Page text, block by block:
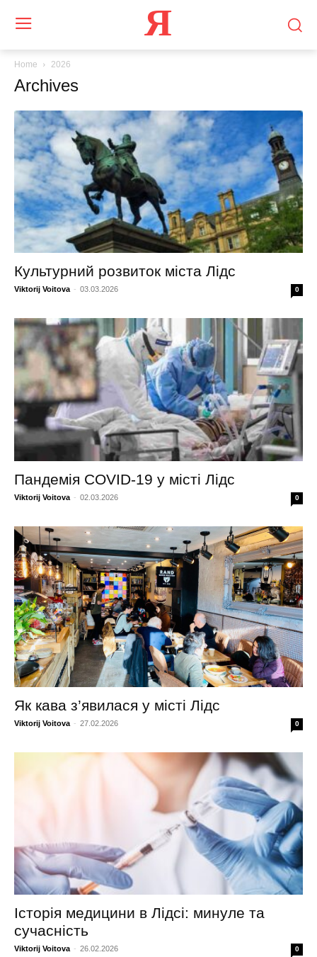
Я
Home 2026
Archives
Культурний розвиток міста Лідс
Viktorij Voitova - 03.03.2026 0
Пандемія COVID-19 у місті Лідс
Viktorij Voitova - 02.03.2026 0
Як кава з’явилася у місті Лідс
Viktorij Voitova - 27.02.2026 0
Історія медицини в Лідсі: минуле та
сучасність
Viktorij Voitova - 26.02.2026 0